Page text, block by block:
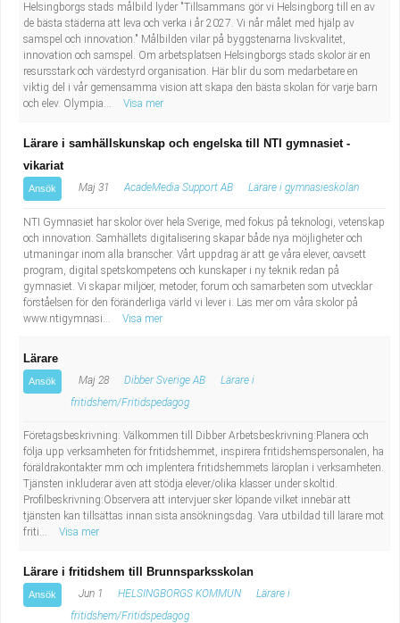
Helsingborgs stads målbild lyder "Tillsammans gör vi Helsingborg till en av
de bästa städerna att leva och verka i år 2027. Vi når målet med hjälp av
samspel och innovation." Målbilden vilar på byggstenarna livskvalitet,
innovation och samspel. Om arbetsplatsen Helsingborgs stads skolor är en
resursstark och värdestyrd organisation. Här blir du som medarbetare en
viktig del i vår gemensamma vision att skapa den bästa skolan för varje barn
och elev. Olympia...
Visa mer
Lärare i samhällskunskap och engelska till NTI gymnasiet -
vikariat
Ansök Maj 31 AcadeMedia Support AB Lärare i gymnasieskolan
NTI Gymnasiet har skolor över hela Sverige, med fokus på teknologi, vetenskap
och innovation. Samhällets digitalisering skapar både nya möjligheter och
utmaningar inom alla branscher. Vårt uppdrag är att ge våra elever, oavsett
program, digital spetskompetens och kunskaper i ny teknik redan på
gymnasiet. Vi skapar miljöer, metoder, forum och samarbeten som utvecklar
förståelsen för den föränderliga värld vi lever i. Läs mer om våra skolor på
www.ntigymnasi...
Visa mer
Lärare
Ansök Maj 28 Dibber Sverige AB
Lärare i
fritidshem/Fritidspedagog
Företagsbeskrivning: Välkommen till Dibber Arbetsbeskrivning:Planera och
följa upp verksamheten för fritidshemmet, inspirera fritidshemspersonalen, ha
föräldrakontakter mm och implentera fritidshemmets läroplan i verksamheten.
Tjänsten inkluderar även att stödja elever/olika klasser under skoltid.
Profilbeskrivning:Observera att intervjuer sker löpande vilket innebär att
tjänsten kan tillsättas innan sista ansökningsdag. Vara utbildad till lärare mot
friti...
Visa mer
Lärare i fritidshem till Brunnsparksskolan
Ansök Jun 1 HELSINGBORGS KOMMUN
Lärare i
fritidshem/Fritidspedagog